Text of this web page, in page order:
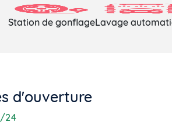
Station de gonflageLavage
d'ouverture
24